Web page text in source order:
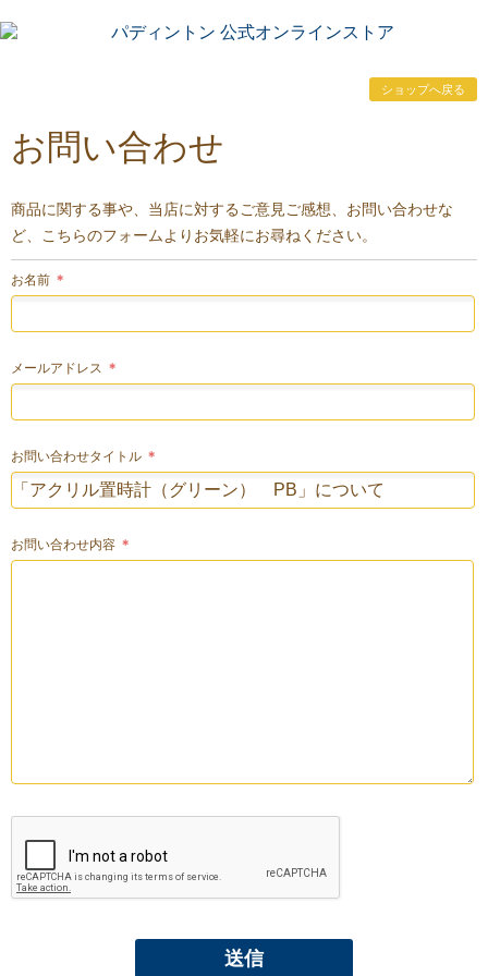
ショップへ戻る
お問い合わせ
商品に関する事や、当店に対するご意見ご感想、お問い合わせな
ど、こちらのフォームよりお気軽にお尋ねください。
お名前 ＊
メールアドレス ＊
お問い合わせタイトル ＊
お問い合わせ内容 ＊